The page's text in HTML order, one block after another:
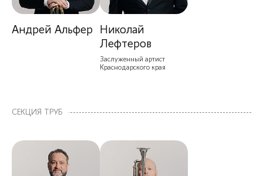
Андрей Альфер
Николай
Лефтеров
Заслуженный артист
Краснодарского края
СЕКЦИЯ ТРУБ